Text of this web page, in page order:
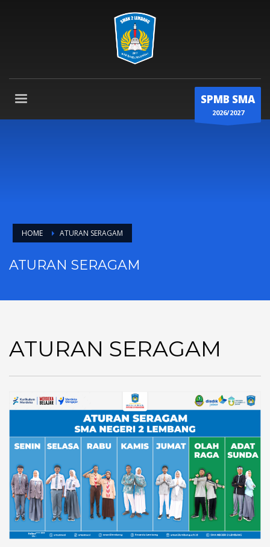
SPMB SMA
2026/2027
HOME ATURAN SERAGAM
ATURAN SERAGAM
ATURAN SERAGAM